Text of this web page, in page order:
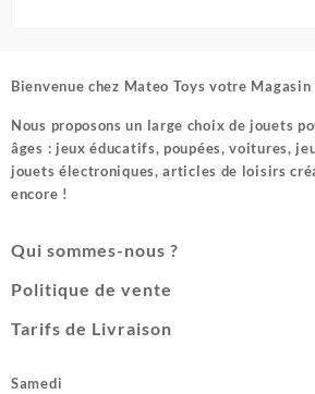
Bienvenue chez Mateo Toys votre Magasin
Nous proposons un large choix de jouets
âges : jeux éducatifs, poupées, voitures,
jouets électroniques, articles de loisirs
encore !
Qui sommes-nous ?
Politique de vente
Tarifs de Livraison
Samedi